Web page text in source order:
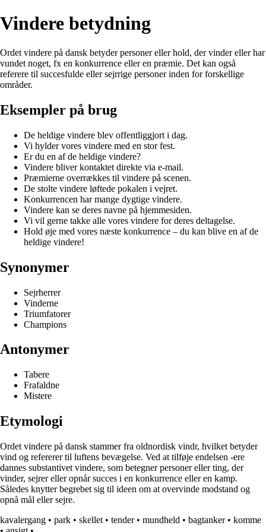
Vindere betydning
Ordet vindere på dansk betyder personer eller hold, der vinder eller har
vundet noget, fx en konkurrence eller en præmie. Det kan også
referere til succesfulde eller sejrrige personer inden for forskellige
områder.
Eksempler på brug
De heldige vindere blev offentliggjort i dag.
Vi hylder vores vindere med en stor fest.
Er du en af de heldige vindere?
Vindere bliver kontaktet direkte via e-mail.
Præmierne overrækkes til vindere på scenen.
De stolte vindere løftede pokalen i vejret.
Konkurrencen har mange dygtige vindere.
Vindere kan se deres navne på hjemmesiden.
Vi vil gerne takke alle vores vindere for deres deltagelse.
Hold øje med vores næste konkurrence – du kan blive en af de
heldige vindere!
Synonymer
Sejrherrer
Vinderne
Triumfatorer
Champions
Antonymer
Tabere
Frafaldne
Mistere
Etymologi
Ordet vindere på dansk stammer fra oldnordisk vindr, hvilket betyder
vind og refererer til luftens bevægelse. Ved at tilføje endelsen -ere
dannes substantivet vindere, som betegner personer eller ting, der
vinder, sejrer eller opnår succes i en konkurrence eller en kamp.
Således knytter begrebet sig til ideen om at overvinde modstand og
opnå mål eller sejre.
kavalergang • park • skellet • tender• mundheld • bagtanker• komme